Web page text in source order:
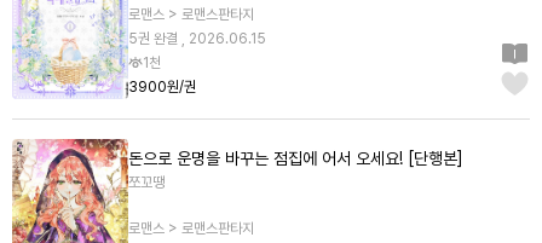
로맨스 > 로맨스판타지
5권 완결 , 2026.06.15
1천
3900원/권
돈으로 운명을 바꾸는 점집에 어서 오세요! [단행본]
쪼꼬땡
로맨스 > 로맨스판타지